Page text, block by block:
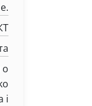
o
i